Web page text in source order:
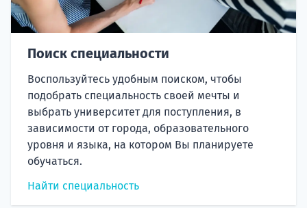
Поиск специальности
Воспользуйтесь удобным поиском, чтобы
подобрать специальность своей мечты и
выбрать университет для поступления, в
зависимости от города, образовательного
уровня и языка, на котором Вы планируете
обучаться.
Найти специальность